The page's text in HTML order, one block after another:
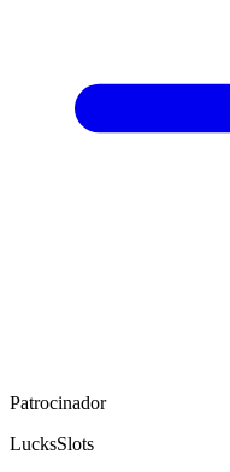
Patrocinador
LucksSlots